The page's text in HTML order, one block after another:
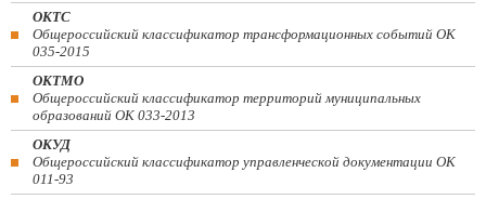
ОКТС
Общероссийский классификатор трансформационных событий ОК
035-2015
ОКТМО
Общероссийский классификатор территорий муниципальных
образований ОК 033-2013
ОКУД
Общероссийский классификатор управленческой документации ОК
011-93